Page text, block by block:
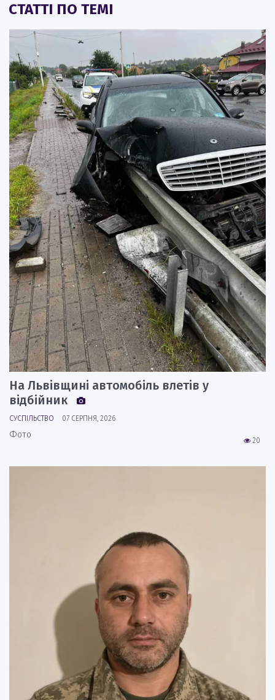
СТАТТІ ПО ТЕМІ
На Львівщині автомобіль влетів у
відбійник
СУСПІЛЬСТВО 07 СЕРПНЯ, 2026
20
Фото